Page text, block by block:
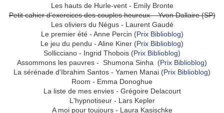
Les hauts de Hurle-vent - Emily Bronte
Petit cahier d’exercices des couples heureux – Yvon Dallaire (SP)
Les oliviers du Négus - Laurent Gaudé
Le premier été - Anne Percin (Prix Biblioblog)
Le jeu du pendu - Aline Kiner (Prix Biblioblog)
Sollicciano - Ingrid Thobois (Prix Biblioblog)
Assommons les pauvres - Shumona Sinha (Prix Biblioblog)
La sérénade d'Ibrahim Santos - Yamen Manai (Prix Biblioblog)
Room - Emma Donoghue
La liste de mes envies - Grégoire Delacourt
L'hypnotiseur - Lars Kepler
A moi pour toujours - Laura Kasischke